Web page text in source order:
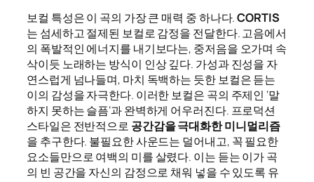
보컬 특성은 이 곡의 가장 큰 매력 중 하나다.CORTIS
는 섬세하고 절제된 보컬로 감정을 전달한다. 고음에서
의 폭발적인 에너지를 내기보다는, 중저음을 오가며 속
삭이듯 노래하는 방식이 인상 깊다. 가성과 진성을 자
연스럽게 넘나들며, 마치 독백하는 듯한 보컬은 듣는
이의 감성을 자극한다. 이러한 보컬은 곡의 주제인 ‘말
하지 못하는 슬픔’과 완벽하게 어우러진다. 프로덕션
스타일은 전반적으로 공간감을 극대화한 미니멀리즘
을 추구한다. 불필요한 사운드는 덜어내고, 꼭 필요한
요소들만으로 여백의 미를 살렸다. 이는 듣는 이가 곡
의 빈 공간을 자신의 감정으로 채워 넣을 수 있도록 유